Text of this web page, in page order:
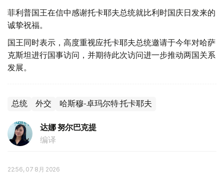
菲利普国王在信中感谢托卡耶夫总统就比利时国庆日发来的
诚挚祝福。
国王同时表示，高度重视应托卡耶夫总统邀请于今年对哈萨
克斯坦进行国事访问，并期待此次访问进一步推动两国关系
发展。
总统 外交 哈斯穆-卓玛尔特·托卡耶夫
达娜 努尔巴克提
编译
22:56, 07 8月 2026